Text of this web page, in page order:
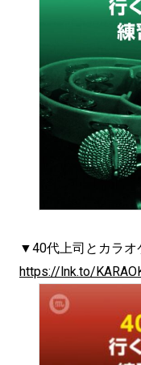
▼40代上司とカラオ
https://lnk.to/